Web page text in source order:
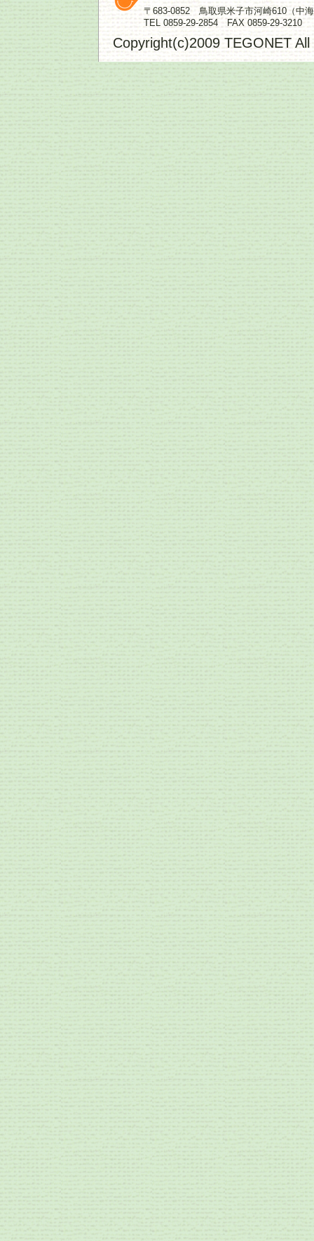
〒683-0852 鳥取県米子市河崎610（中
TEL 0859-29-2854 FAX 0859-29-3210
Copyright(c)2009 TEGONET